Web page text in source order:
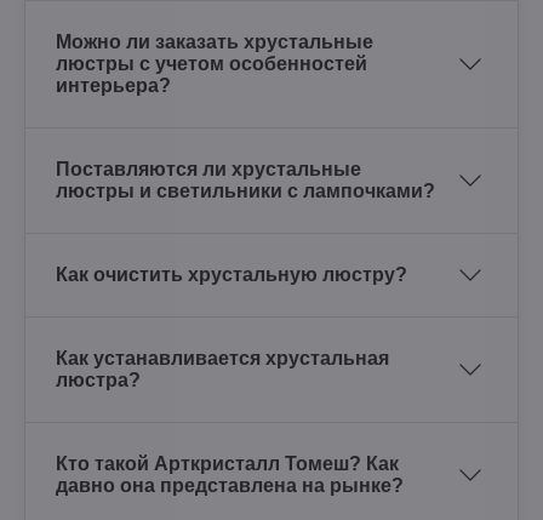
Можно ли заказать хрустальные
люстры с учетом особенностей
интерьера?
Поставляются ли хрустальные
люстры и светильники с лампочками?
Как очистить хрустальную люстру?
Как устанавливается хрустальная
люстра?
Кто такой Арткристалл Томеш? Как
давно она представлена на рынке?